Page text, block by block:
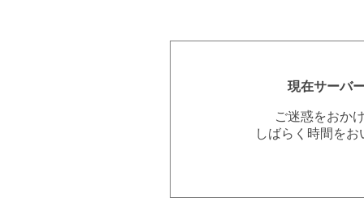
現在サーバ
ご迷惑をおか
しばらく時間を